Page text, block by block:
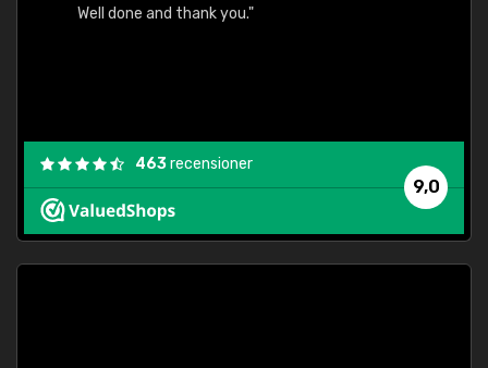
Well done and thank you."
9,0
463recensioner